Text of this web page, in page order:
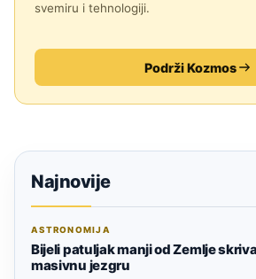
svemiru i tehnologiji.
Podrži Kozmos
Najnovije
ASTRONOMIJA
Bijeli patuljak manji od Zemlje
masivnu jezgru